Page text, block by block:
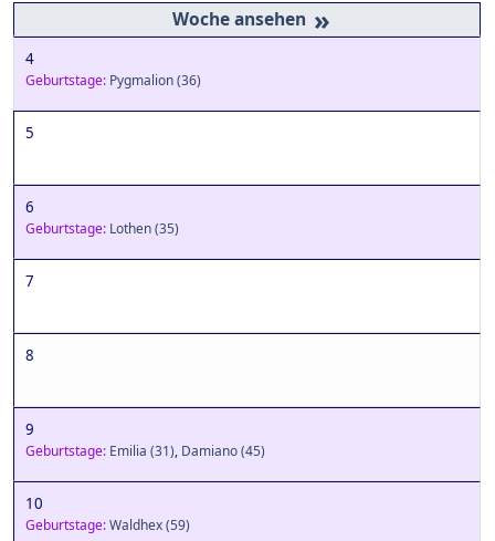
»
4
Geburtstage: Pygmalion(36)
5
6
Geburtstage: Lothen(35)
7
8
9
Geburtstage: Emilia (31), Damiano(45)
10
Geburtstage:Waldhex(59)